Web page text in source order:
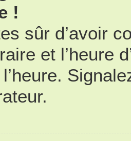
!
sûr d’avoir
et l’heure